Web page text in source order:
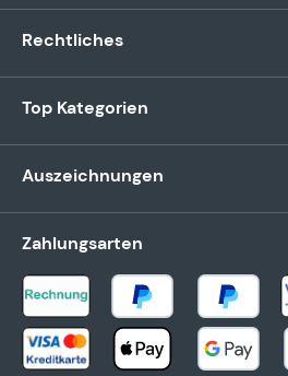
Rechtliches
Top Kategorien
Auszeichnungen
Zahlungsarten